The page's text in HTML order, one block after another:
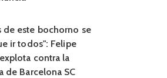
de este bochorno se
ir todos": Felipe
contra la
de Barcelona SC